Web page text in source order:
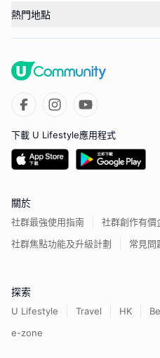
熱門地點
下載 U Lifestyle應用程式
關於
社群最強使用指南
社群創作有價
社群焦點功能及升級計劃
常見問
探索
U Lifestyle Travel HK
e-zone